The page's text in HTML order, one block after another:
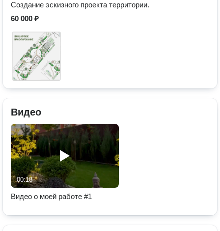
Создание эскизного проекта территории.
60 000 ₽
Видео
00:18
Видео о моей работе #1